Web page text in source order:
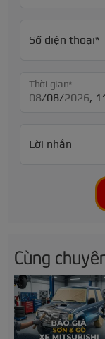
Số điện thoại*
Thời gian*
Lời nhắn
Cùng